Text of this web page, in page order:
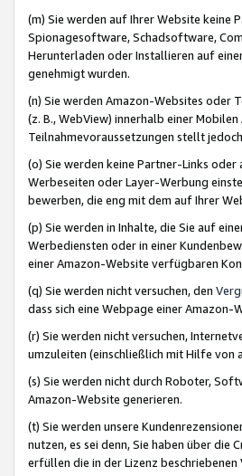
(m) Sie werden auf Ihrer Website keine
Spionagesoftware, Schadsoftware,
Herunterladen oder Installieren auf
genehmigt wurden.
(n) Sie werden Amazon-Websites oder
(z. B., WebView) innerhalb einer
Teilnahmevoraussetzungen stellt
(o) Sie werden keine Partner-Links
Werbeseiten oder Layer-Werbung
bewerben, die eng mit dem auf Ihrer
(p) Sie werden in Inhalte, die Sie auf
Werbediensten oder in einer
einer Amazon-Website verfügbaren
(q) Sie werden nicht versuchen, den
dass sich eine Webpage einer
(r) Sie werden nicht versuchen,
umzuleiten (einschließlich mit Hilfe
(s) Sie werden nicht durch Roboter,
Amazon-Website generieren.
(t) Sie werden unsere
nutzen, es sei denn, Sie haben über die
erfüllen die in der Lizenz